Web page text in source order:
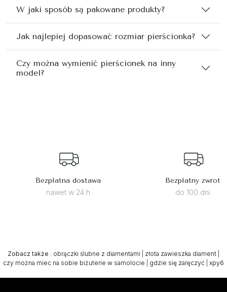
W jaki sposób są pakowane produkty?
Jak najlepiej dopasować rozmiar pierścionka?
Czy można wymienić pierścionek na inny
model?
Bezpłatna dostawa
nawet w 24 h
Bezpłatny zwrot
do 100 dni
Zobacz także : obrączki ślubne z diamentami złota zawieszka diament
czy można miec na sobie biżuterie w samolocie
gdzie się zaręczyć xpy6